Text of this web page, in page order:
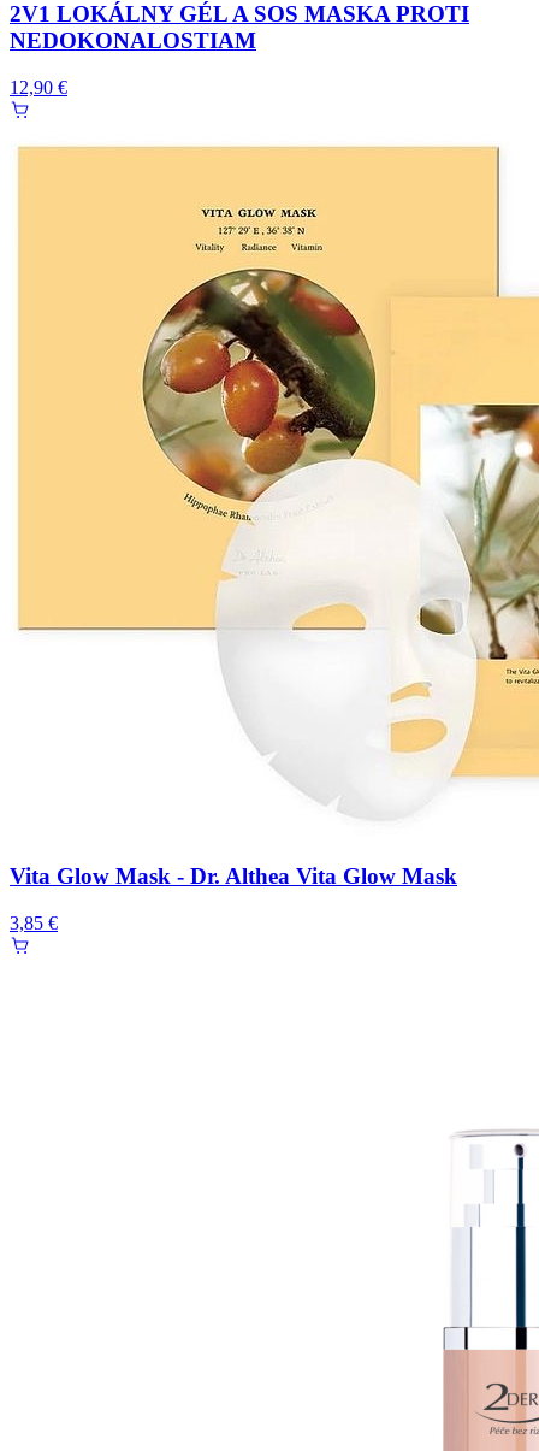
2V1 LOKÁLNY GÉL A SOS MASKA PROTI
NEDOKONALOSTIAM
12,90 €
Vita Glow Mask - Dr. Althea Vita Glow Mask
3,85 €